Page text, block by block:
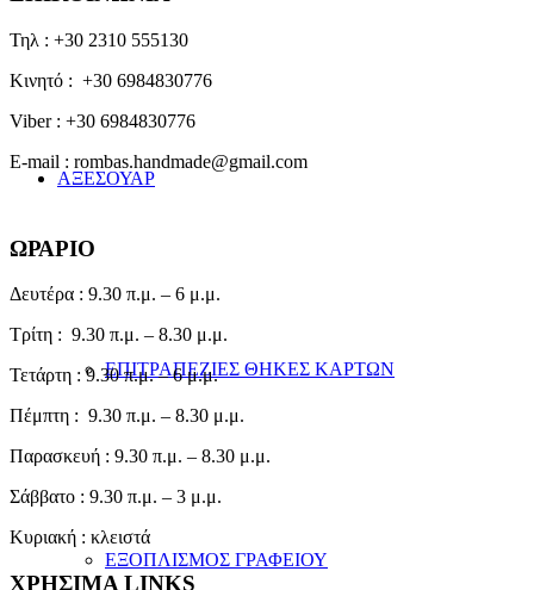
ΑΞΕΣΟΥΑΡ
ΕΠΙΤΡΑΠΕΖΙΕΣ ΘΗΚΕΣ ΚΑΡΤΩΝ
ΕΞΟΠΛΙΣΜΟΣ ΓΡΑΦΕΙΟΥ
Τηλ : +30 2310 555130
Κινητό : +30 6984830776
Viber : +30 6984830776
E-mail : rombas.handmade@gmail.com
ΩΡΑΡΙΟ
Δευτέρα : 9.30 π.μ. – 6 μ.μ.
Τρίτη : 9.30 π.μ. – 8.30 μ.μ.
Τετάρτη : 9.30 π.μ. – 6 μ.μ.
Πέμπτη : 9.30 π.μ. – 8.30 μ.μ.
Παρασκευή : 9.30 π.μ. – 8.30 μ.μ.
Σάββατο : 9.30 π.μ. – 3 μ.μ.
Κυριακή : κλειστά
ΧΡΗΣΙΜΑ LINKS